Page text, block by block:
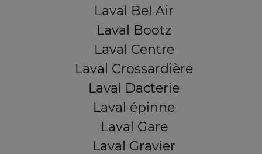
Laval Bel Air
Laval Bootz
Laval Centre
Laval Crossardière
Laval Dacterie
Laval épinne
Laval Gare
Laval Gravier